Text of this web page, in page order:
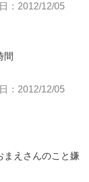
：2012/12/05
間
：2012/12/05
まえさんのこと嫌